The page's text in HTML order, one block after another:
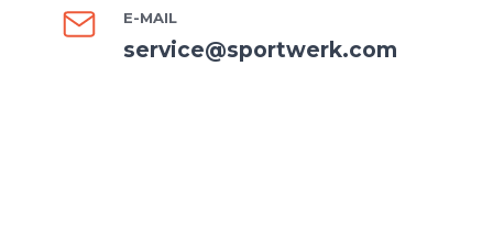
E-MAIL
service@sportwerk.com